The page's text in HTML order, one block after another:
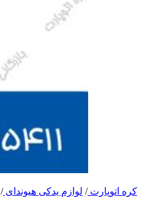
کره اتوپارت/ لوازم یدکی هیوندای/